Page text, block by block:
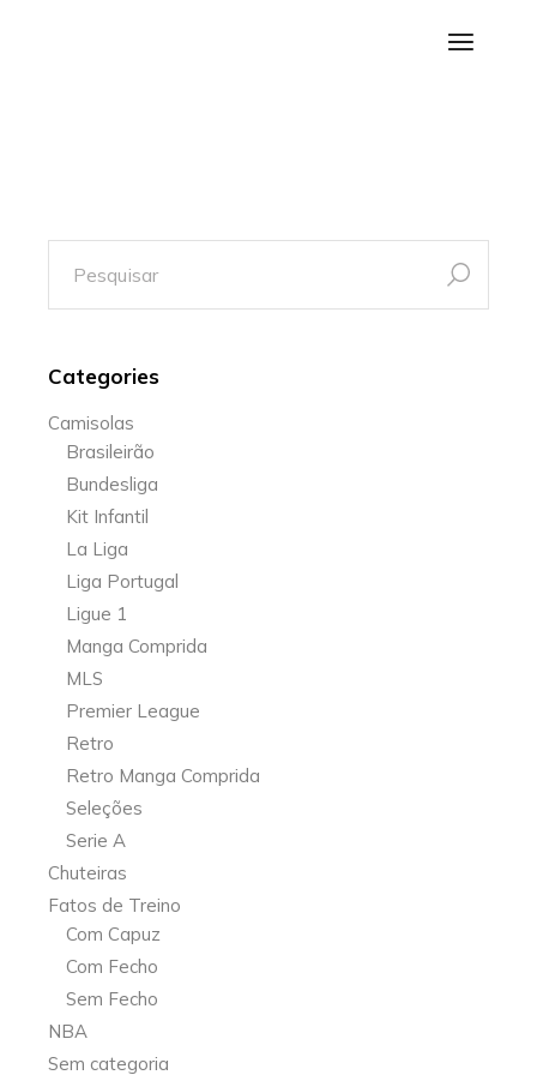
pesquisa
por:
Categories
Camisolas
Brasileirão
Bundesliga
Kit Infantil
La Liga
Liga Portugal
Ligue 1
Manga Comprida
MLS
Premier League
Retro
Retro Manga Comprida
Seleções
Serie A
Chuteiras
Fatos de Treino
Com Capuz
Com Fecho
Sem Fecho
NBA
Sem categoria